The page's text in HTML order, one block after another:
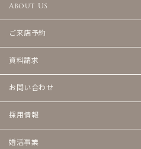
About Us
ご来店予約
資料請求
お問い合わせ
採用情報
婚活事業